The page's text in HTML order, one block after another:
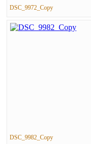
DSC_9972_Copy
DSC_9982_Copy